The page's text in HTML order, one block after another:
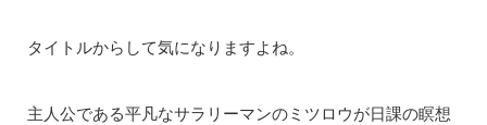
タイトルからして気になりますよね。
主人公である平凡なサラリーマンのミツロウが日課の瞑想